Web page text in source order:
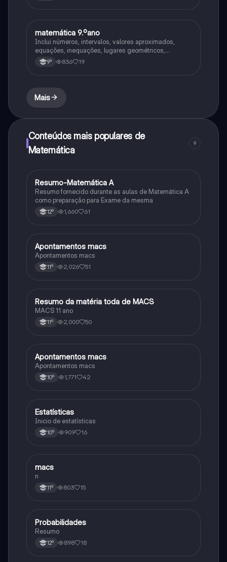
Matemática
matemática 9.ºano
Inclui números, intervalos, valores aproximados,
equações, inequações, lugares geométricos,
trigonometria e muito mais!
9º 836 19
Mais
Conteúdos mais populares de
Matemática
9
Matemática
Resumo-Matemática A
Resumo fornecido durante as aulas de Matemática A
como preparação para Exame da mesma
12º 1,660 61
Matemática
Apontamentos macs
Apontamentos macs
11º 2,026 51
Matemática
Resumo da matéria toda de MACS
MACS 11 ano
11º 2,000 50
Matemática
Apontamentos macs
Apontamentos macs
10º 1,771 42
Matemática
Estatísticas
Inicio de estatísticas
10º 909 16
Matemática
macs
n
11º 803 15
Matemática
Probabilidades
Resumo
12º 898 18